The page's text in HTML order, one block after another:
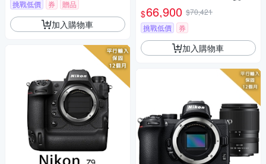
挑戰低價 券 贈品
加入購物車
鏡頭組 (中文平輸)
$66,900 $70,421
挑戰低價
券
加入購物車